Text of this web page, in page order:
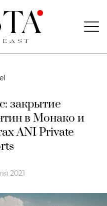
закрытие
в Монако и
ANI Private
2021